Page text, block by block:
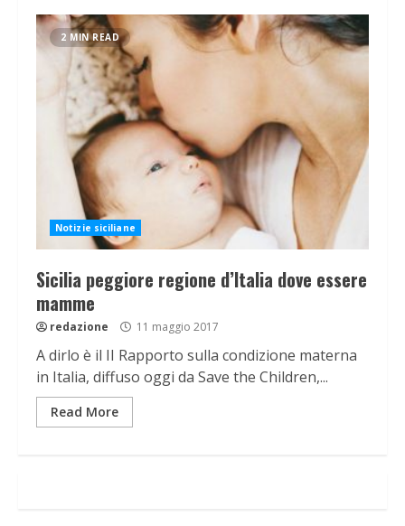
2 MIN READ
Notizie siciliane
Sicilia peggiore regione d’Italia dove essere
mamme
redazione 11 maggio 2017
A dirlo è il II Rapporto sulla condizione materna
in Italia, diffuso oggi da Save the Children,...
Read More